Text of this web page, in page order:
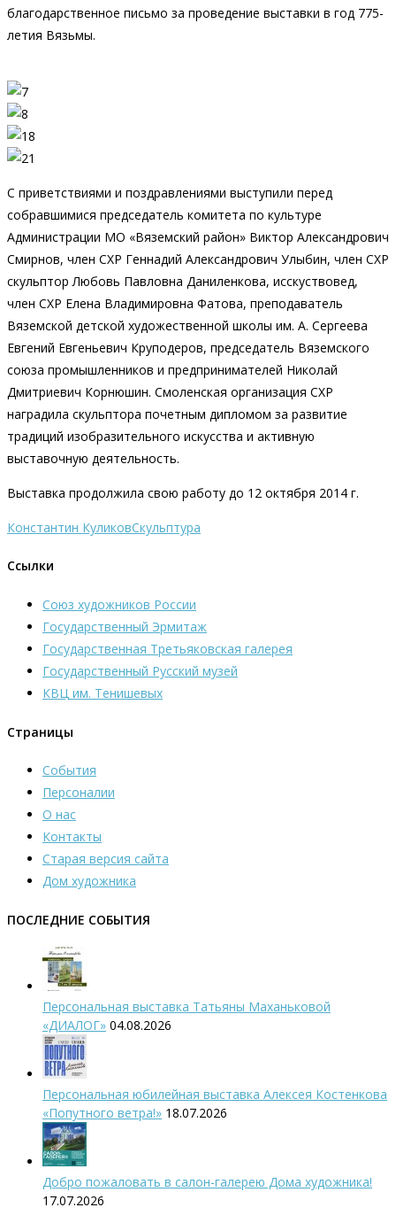
благодарственное письмо за проведение выставки в год 775-
летия Вязьмы.
С приветствиями и поздравлениями выступили перед
собравшимися председатель комитета по культуре
Администрации МО «Вяземский район» Виктор Александрович
Смирнов, член СХР Геннадий Александрович Улыбин, член СХР
скульптор Любовь Павловна Даниленкова, исскуствовед,
член СХР Елена Владимировна Фатова, преподаватель
Вяземской детской художественной школы им. А. Сергеева
Евгений Евгеньевич Круподеров, председатель Вяземского
союза промышленников и предпринимателей Николай
Дмитриевич Корнюшин. Смоленская организация СХР
наградила скульптора почетным дипломом за развитие
традиций изобразительного искусства и активную
выставочную деятельность.
Выставка продолжила свою работу до 12 октября 2014 г.
Константин КуликовСкульптура
Ссылки
Союз художников России
Государственный Эрмитаж
Государственная Третьяковская галерея
Государственный Русский музей
КВЦ им. Тенишевых
Страницы
События
Персоналии
О нас
Контакты
Старая версия сайта
Дом художника
ПОСЛЕДНИЕ СОБЫТИЯ
Персональная выставка Татьяны Маханьковой
«ДИАЛОГ» 04.08.2026
Персональная юбилейная выставка Алексея Костенкова
«Попутного ветра!» 18.07.2026
Добро пожаловать в салон-галерею Дома художника!
17.07.2026